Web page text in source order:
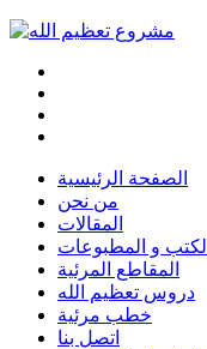
الصفحة الرئيسية
من نحن
المقالات
الكتب و المطبوعات
المقاطع المرئية
دروس تعظيم الله
خطب مرئية
اتصل بنا